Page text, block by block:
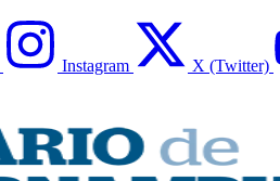
Instagram X (Twitter)